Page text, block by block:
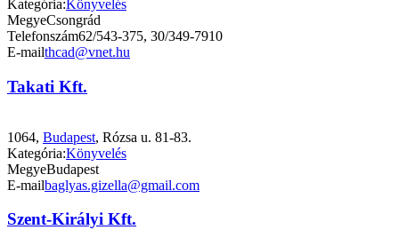
Kategória:Könyvelés
MegyeCsongrád
Telefonszám62/543-375, 30/349-7910
E-mailthcad@vnet.hu
Takati Kft.
1064, Budapest, Rózsa u. 81-83.
Kategória:Könyvelés
MegyeBudapest
E-mailbaglyas.gizella@gmail.com
Szent-Királyi Kft.